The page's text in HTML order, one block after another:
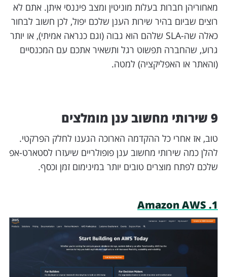
מאחוריהן חברות בעלות מוניטין ומצב פיננסי איתן. אתם לא
רוצים שביום בהיר שירות הענן שלכם יפול, לכן חשוב לבחור
כאלה שה-SLA שלהם הוא גבוה (וגם כנראה אמיתי), או יותר
גרוע, שהחברה תפשוט רגל ותשאיר אתכם עם המכנסיים
(והאתר או האפליקציה) למטה.
9 שירותי מחשוב ענן מומלצים
טוב, אז אחרי כל ההקדמה הארוכה הגענו לחלק הפרקטי.
להלן כמה שירותי מחשוב ענן פופולריים שיעזרו לסטארט-אפ
שלכם לפתח מוצרים טובים יותר במינימום זמן וכסף.
1. Amazon AWS